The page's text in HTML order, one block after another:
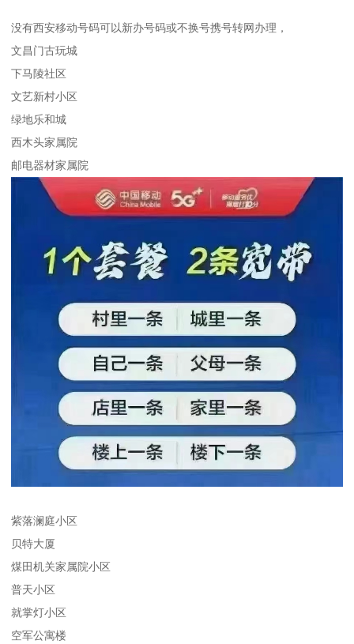
没有西安移动号码可以新办号码或不换号携号转网办理，
文昌门古玩城
下马陵社区
文艺新村小区
绿地乐和城
西木头家属院
邮电器材家属院
紫落澜庭小区
贝特大厦
煤田机关家属院小区
普天小区
就掌灯小区
空军公寓楼